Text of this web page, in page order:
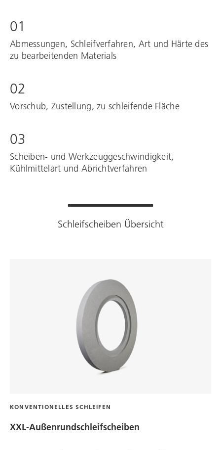
01
Abmessungen, Schleifverfahren, Art und Härte des
zu bearbeitenden Materials
02
Vorschub, Zustellung, zu schleifende Fläche
03
Scheiben- und Werkzeuggeschwindigkeit,
Kühlmittelart und Abrichtverfahren
Schleifscheiben Übersicht
KONVENTIONELLES SCHLEIFEN
XXL-Außenrundschleifscheiben